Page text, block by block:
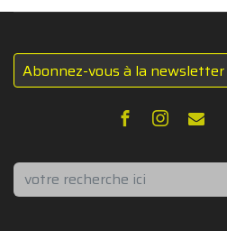
Abonnez-vous à la
Rechercher